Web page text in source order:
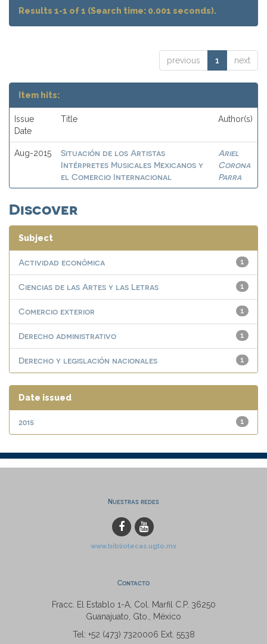
Results 1-1 of 1 (Search time: 0.001 seconds).
previous 1 next
Item hits:
Issue
Date
Title Author(s)
Aug-2015
Situación de los Artistas
Intérpretes Musicales Mexicanos y
el Comercio Internacional
Ariel
Corona
Parra
Discover
Subject
1
Actividad económica
1
Ciencias de las Artes y las Letras
1
Comercio exterior
1
Derecho administrativo
1
Derecho y legislación nacionales
Date issued
1
2015
Nuestras redes
www.bibliotecas.ugto.mx
Contacto
Fracc. El Establo 1-A, Col. Marfil C.P. 36250
Guanajuato, Gto., México
Tel: +52 (473) 7320006 Ext. 5538